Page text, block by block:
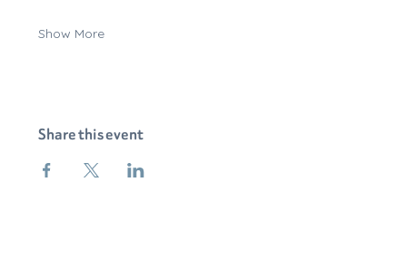
Show More
Share this event